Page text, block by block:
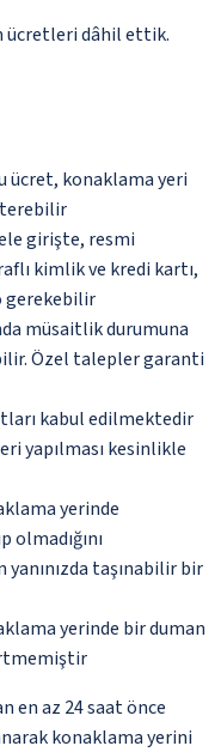
ücretleri dâhil ettik.
ücret, konaklama yeri
girişte, resmi
kimlik ve kredi kartı,
gerekebilir
müsaitlik durumuna
Özel talepler garanti
kabul edilmektedir
yapılması kesinlikle
yerinde
taşınabilir bir
yerinde bir duman
en az 24 saat önce
konaklama yerini